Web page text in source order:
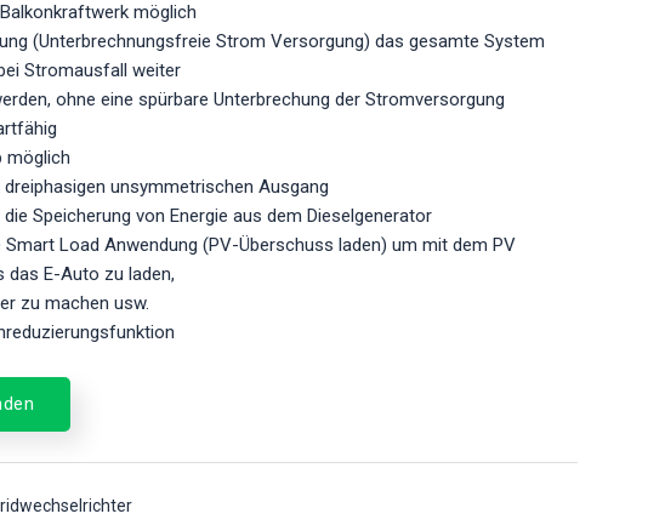
möglich
(Unterbrechnungsfreie Strom Versorgung) das gesamte System
Stromausfall weiter
ohne eine spürbare Unterbrechung der Stromversorgung
möglich
unsymmetrischen Ausgang
Speicherung von Energie aus dem Dieselgenerator
Smart Load Anwendung (PV-Überschuss laden) um mit dem PV
das E-Auto zu laden,
zu machen usw.